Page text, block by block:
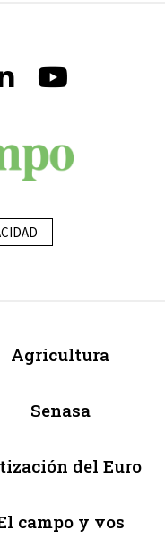
Agricultura
Senasa
del Euro
campo y vos